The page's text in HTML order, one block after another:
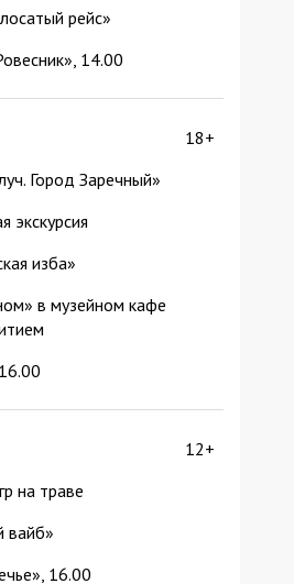
рейс»
14.00
Город Заречный»
экскурсия
изба»
в музейном кафе
18+
на траве
вайб»
16.00
12+